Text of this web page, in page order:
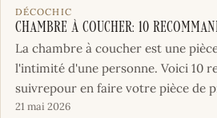
DÉCOCHIC
Chambre à coucher: 10
La chambre à coucher est une
l'intimité d'une personne. Voici 10
suivrepour en faire votre pièce de
21 mai 2026